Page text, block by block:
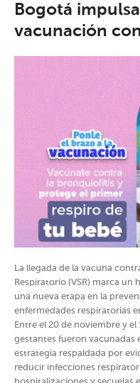
Bogotá
vacunación
La llegada de la vacuna
Respiratorio (VSR) marca un
una nueva etapa en la
enfermedades respiratorias
Entre el 20 de noviembre y
gestantes fueron vacunadas
estrategia respaldada por
reducir infecciones